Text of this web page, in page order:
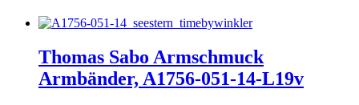
Thomas Sabo Armschmuck
Armbänder, A1756-051-14-L19v